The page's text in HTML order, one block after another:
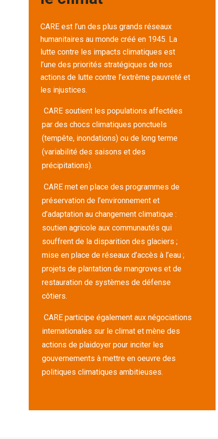
CARE est l’un des plus grands réseaux
humanitaires au monde créé en 1945. La
lutte contre les impacts climatiques est
l’une des priorités stratégiques de nos
actions de lutte contre l’extrême pauvreté et
les injustices.
CARE soutient les populations affectées
par des chocs climatiques ponctuels
(tempête, inondations) ou de long terme
(variabilité des saisons et des
précipitations).
CARE met en place des programmes de
préservation de l’environnement et
d’adaptation au changement climatique :
soutien agricole aux communautés qui
souffrent de la disparition des glaciers ;
mise en place de réseaux d’accès à l’eau ;
projets de plantation de mangroves et de
restauration de systèmes de défense
côtiers.
CARE participe également aux négociations
internationales sur le climat et mène des
actions de plaidoyer pour inciter les
gouvernements à mettre en oeuvre des
politiques climatiques ambitieuses.